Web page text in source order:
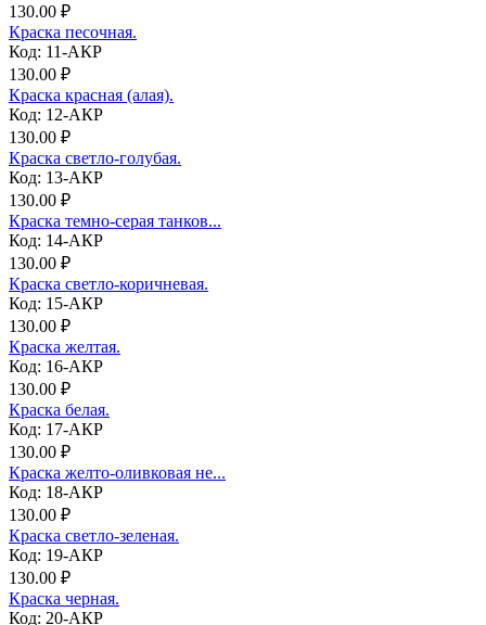
130.00 ₽
Краска песочная.
Код: 11-АКР
130.00 ₽
Краска красная (алая).
Код: 12-АКР
130.00 ₽
Краска светло-голубая.
Код: 13-АКР
130.00 ₽
Краска темно-серая танков...
Код: 14-АКР
130.00 ₽
Краска светло-коричневая.
Код: 15-АКР
130.00 ₽
Краска желтая.
Код: 16-АКР
130.00 ₽
Краска белая.
Код: 17-АКР
130.00 ₽
Краска желто-оливковая не...
Код: 18-АКР
130.00 ₽
Краска светло-зеленая.
Код: 19-АКР
130.00 ₽
Краска черная.
Код: 20-АКР